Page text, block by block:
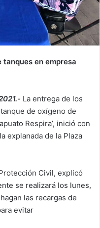
tanques en empresa
La entrega de los
de oxígeno de
Respira’, inició con
explanada de la Plaza
Civil, explicó
se realizará los lunes,
las recargas de
evitar